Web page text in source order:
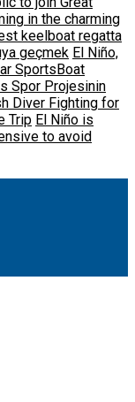
in the charming
keelboat regatta
geçmek El Niño,
SportsBoat
Spor Projesinin
Diver Fighting for
Trip El Niño is
to avoid